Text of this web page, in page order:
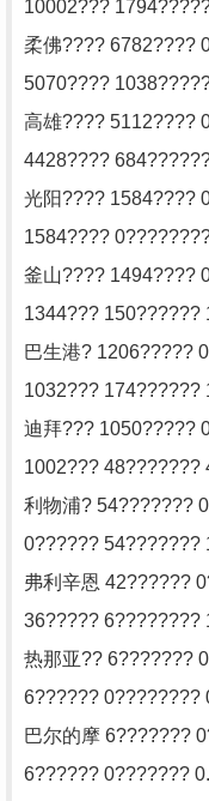
10002???
柔佛???? 6782????
5070????
高雄???? 5112????
4428????
光阳???? 1584????
1584????
釜山???? 1494????
1344??? 150??????
巴生港? 1206?????
1032??? 174??????
迪拜??? 1050?????
1002??? 48???????
利物浦? 54???????
0?????? 54???????
弗利辛恩 42??????
36????? 6????????
热那亚?? 6???????
6?????? 0????????
巴尔的摩 6???????
6?????? 0???????